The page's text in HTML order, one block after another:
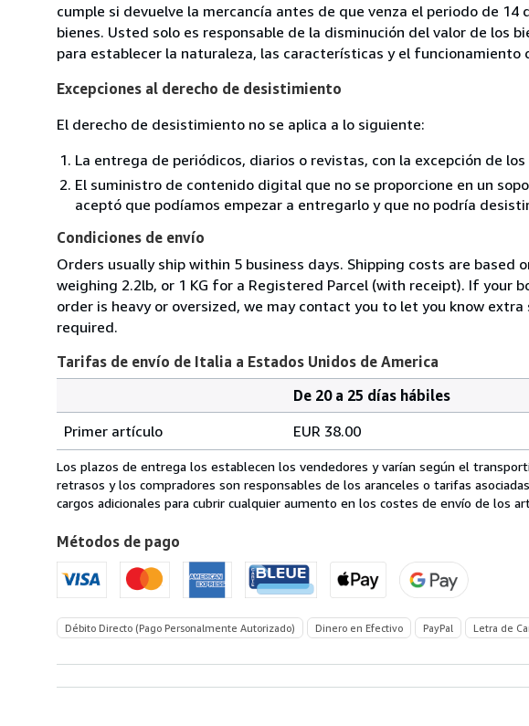
cumple si devuelve la mercancía antes de que venza el periodo de
bienes. Usted solo es responsable de la disminución del valor de los
para establecer la naturaleza, las características y el funcionamiento
Excepciones al derecho de desistimiento
El derecho de desistimiento no se aplica a lo siguiente:
La entrega de periódicos, diarios o revistas, con la excepción de
El suministro de contenido digital que no se proporcione en un
aceptó que podíamos empezar a entregarlo y que no podría
Condiciones de envío
Orders usually ship within 5 business days. Shipping costs are based
weighing 2.2lb, or 1 KG for a Registered Parcel (with receipt). If your
order is heavy or oversized, we may contact you to let you know extra
required.
Tarifas de envío de Italia a Estados Unidos de America
de
envío
de
Italia
Estados
Unidos
de
America
pedido
De 20 a 25 días hábiles
Primer artículo
EUR 38.00
Los plazos de entrega los establecen los vendedores y varían según el
retrasos y los compradores son responsables de los aranceles o tarifas
cargos adicionales para cubrir cualquier aumento en los costes de envío de los
Métodos de pago
Débito Directo (Pago Personalmente Autorizado) Dinero en Efectivo PayPal Letra de